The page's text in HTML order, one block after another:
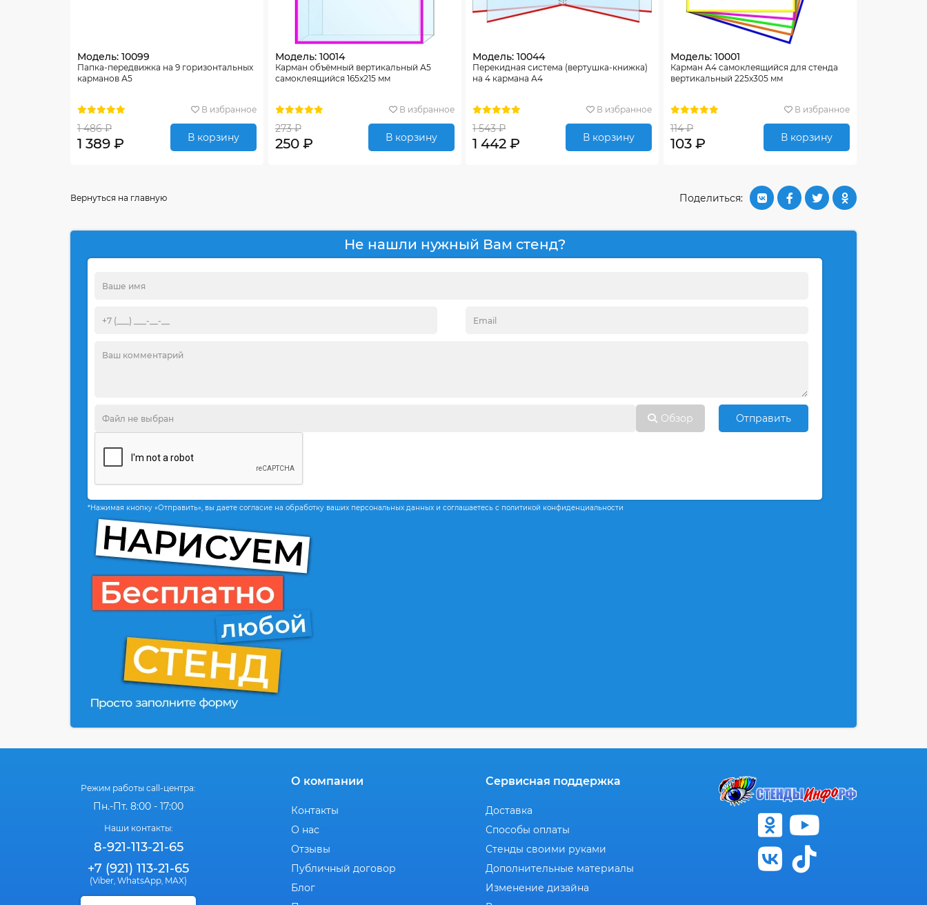
Модель: 10099
Папка-передвижка на 9 горизонтальных
карманов А5
В избранное
1 486 ₽
1 389 ₽ В корзину
Модель: 10014
Карман объёмный вертикальный А5
самоклеящийся 165х215 мм
В избранное
273 ₽
250 ₽ В корзину
Модель: 10044
Перекидная система (вертушка-книжка)
на 4 кармана А4
В избранное
1 543 ₽
1 442 ₽ В корзину
Модель: 10001
Карман А4 самоклеящийся для стенда
вертикальный 225х305 мм
В избранное
114 ₽
103 ₽ В корзину
Поделиться:
Вернуться на главную
Не нашли нужный Вам стенд?
Обзор Отправить
*Нажимая кнопку «Отправить», вы даете согласие на обработку ваших персональных данных и соглашаетесь с политикой конфиденциальности
Режим работы call-центра:
Пн.-Пт. 8:00 - 17:00
Наши контакты:
8-921-113-21-65
+7 (921) 113-21-65
(Viber, WhatsApp, MAX)
О компании
Контакты
О нас
Отзывы
Публичный договор
Блог
Сервисная поддержка
Доставка
Способы оплаты
Стенды своими руками
Дополнительные материалы
Изменение дизайна